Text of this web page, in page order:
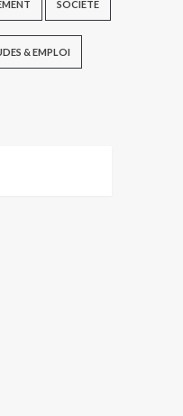
SOCIÉTÉ
& EMPLOI